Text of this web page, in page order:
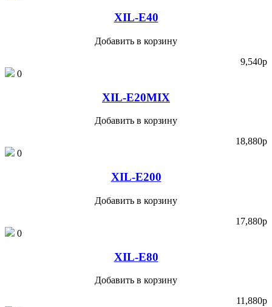
XIL-E40
Добавить в корзину
9,540p
0
XIL-E20MIX
Добавить в корзину
18,880p
0
XIL-E200
Добавить в корзину
17,880p
0
XIL-E80
Добавить в корзину
11,880p